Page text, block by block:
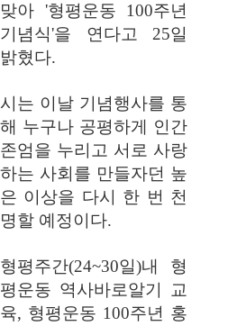
맞아 '형평운동 100주년
기념식'을 연다고 25일
밝혔다.
시는 이날 기념행사를 통
해 누구나 공평하게 인간
존엄을 누리고 서로 사랑
하는 사회를 만들자던 높
은 이상을 다시 한 번 천
명할 예정이다.
형평주간(24~30일)내 형
평운동 역사바로알기 교
육, 형평운동 100주년 홍